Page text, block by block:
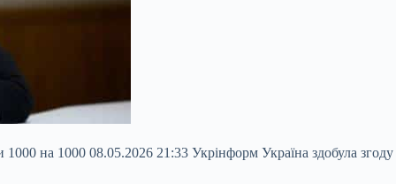
на 1000 08.05.2026 21:33 Укрінформ Україна здобула згоду